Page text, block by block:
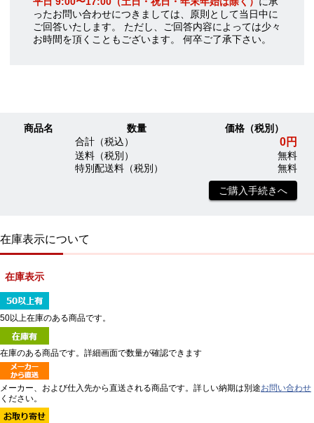
ったお問い合わせにつきましては、原則として当日中に
ご回答いたします。 ただし、ご回答内容によっては少々
お時間を頂くこともございます。 何卒ご了承下さい。
商品名 数量
価格（税別）
合計（税込）
0円
送料（税別）
無料
特別配送料（税別）
無料
ご購入手続きへ
在庫表示について
在庫表示
50以上在庫のある商品です。
在庫のある商品です。詳細画面で数量が確認できます
メーカー、および仕入先から直送される商品です。詳しい納期は別途お問い合わせ
ください。